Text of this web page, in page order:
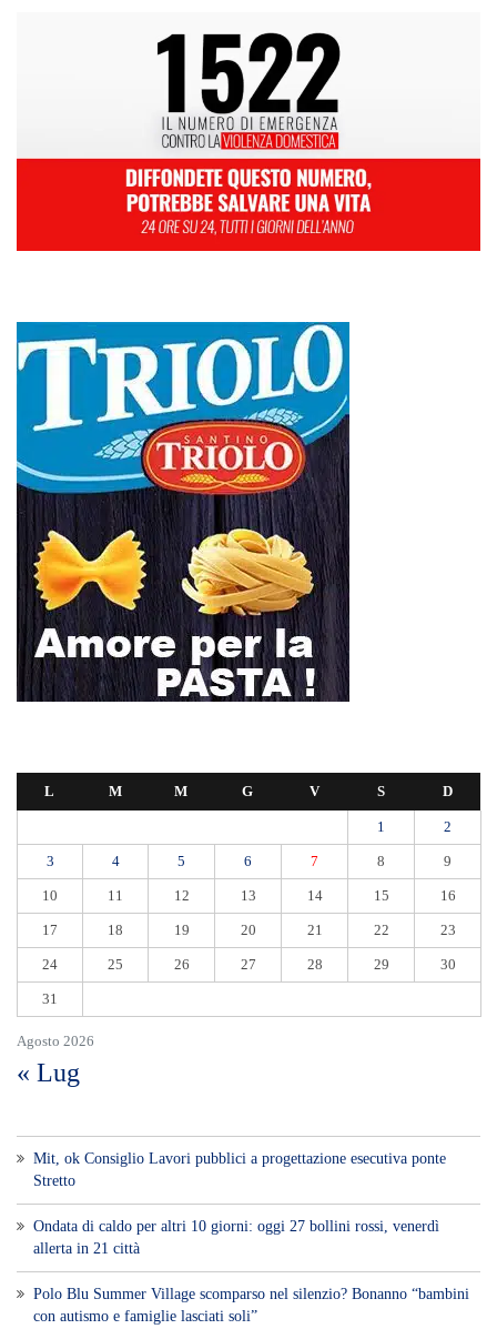
Agosto 2026
L M M G V S D
1 2
3 4 5 6 7 8 9
10 11 12 13 14 15 16
17 18 19 20 21 22 23
24 25 26 27 28 29 30
31
« Lug
Mit, ok Consiglio Lavori pubblici a progettazione esecutiva ponte
Stretto
Ondata di caldo per altri 10 giorni: oggi 27 bollini rossi, venerdì
allerta in 21 città
Polo Blu Summer Village scomparso nel silenzio? Bonanno “bambini
con autismo e famiglie lasciati soli”